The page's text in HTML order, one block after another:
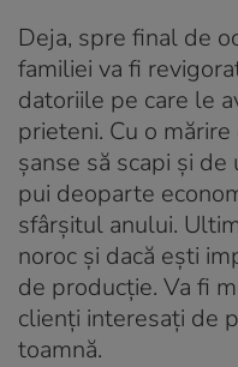
Deja, spre final de
familiei va fi
datoriile pe care le
prieteni. Cu o
șanse să scapi și
pui deoparte
sfârșitul anului.
noroc şi dacă eşti
de producţie. Va fi
clienți interesați de
toamnă.